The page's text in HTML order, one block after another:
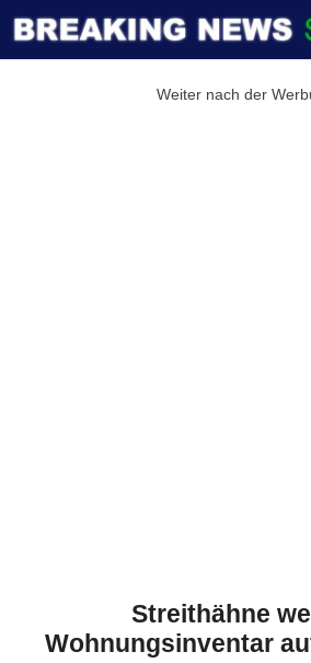
Weiter nach der
Streithähne
Wohnungsinventar